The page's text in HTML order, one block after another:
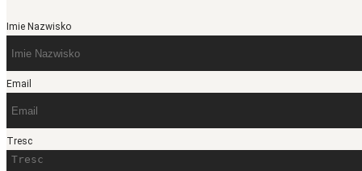
Imie Nazwisko
Email
Tresc